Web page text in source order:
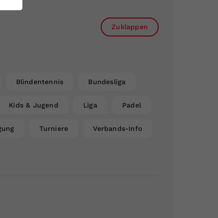
Zuklappen
Blindentennis Bundesliga
Kids & Jugend Liga Padel
Turniere Verbands-Info